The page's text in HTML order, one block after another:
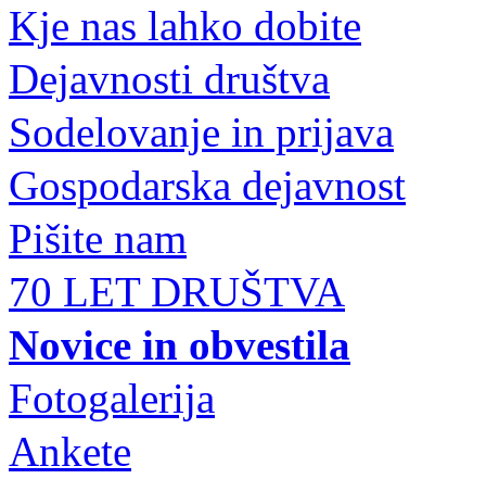
Kje nas lahko dobite
Dejavnosti društva
Sodelovanje in prijava
Gospodarska dejavnost
Pišite nam
70 LET DRUŠTVA
Novice in obvestila
Fotogalerija
Ankete